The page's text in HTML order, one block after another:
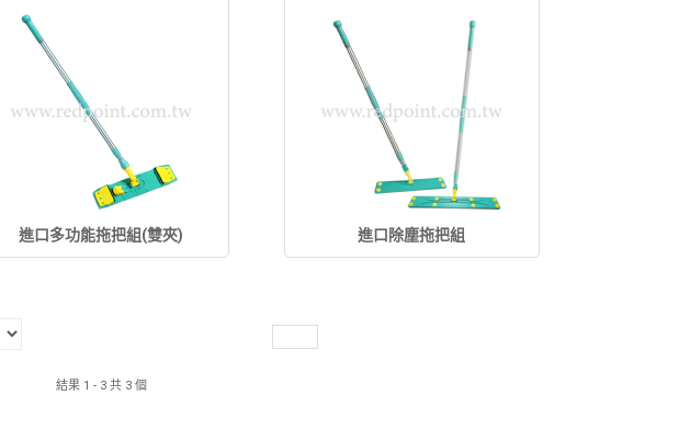
進口多功能拖把組(雙夾) 進口除塵拖把組
結果 1 - 3 共 3 個